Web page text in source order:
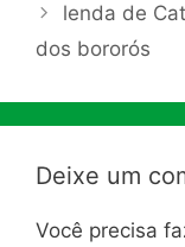
lenda de
dos bororós
Deixe um
Você precisa